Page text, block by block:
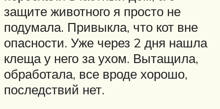
защите животного я просто не
подумала. Привыкла, что кот вне
опасности. Уже через 2 дня нашла
клеща у него за ухом. Вытащила,
обработала, все вроде хорошо,
последствий нет.